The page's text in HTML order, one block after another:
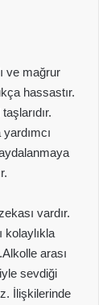
ve mağrur
hassastır.
vardır.
kolaylıkla
arası
sevdiği
İlişkilerinde